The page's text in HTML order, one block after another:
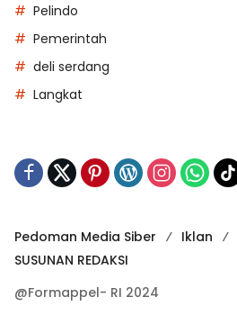
Pelindo
Pemerintah
deli serdang
Langkat
Pedoman Media Siber Iklan
SUSUNAN REDAKSI
@Formappel- RI 2024